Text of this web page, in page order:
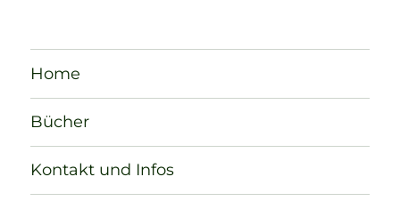
Home
Bücher
Kontakt und Infos